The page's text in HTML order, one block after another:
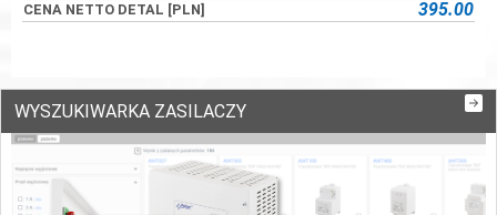
395.00
WYSZUKIWARKA ZASILACZY